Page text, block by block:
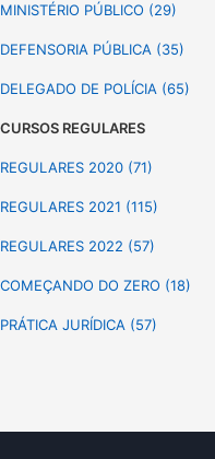
MINISTÉRIO PÚBLICO (29)
DEFENSORIA PÚBLICA (35)
DELEGADO DE POLÍCIA (65)
CURSOS REGULARES
REGULARES 2020 (71)
REGULARES 2021 (115)
REGULARES 2022 (57)
COMEÇANDO DO ZERO (18)
PRÁTICA JURÍDICA (57)